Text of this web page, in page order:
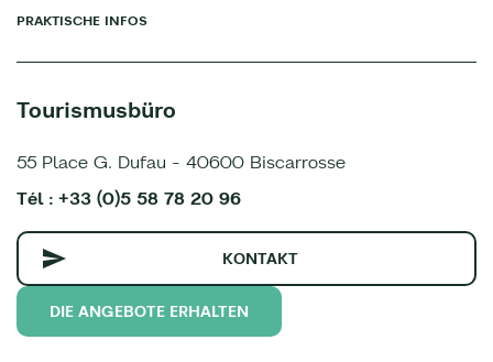
PRAKTISCHE INFOS
Tourismusbüro
55 Place G. Dufau - 40600 Biscarrosse
Tél : +33 (0)5 58 78 20 96
KONTAKT
DIE ANGEBOTE ERHALTEN